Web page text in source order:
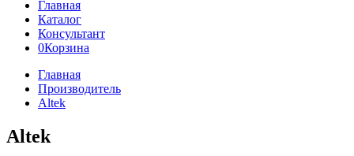
Главная
Каталог
Консультант
0Корзина
Главная
Производитель
Altek
Altek